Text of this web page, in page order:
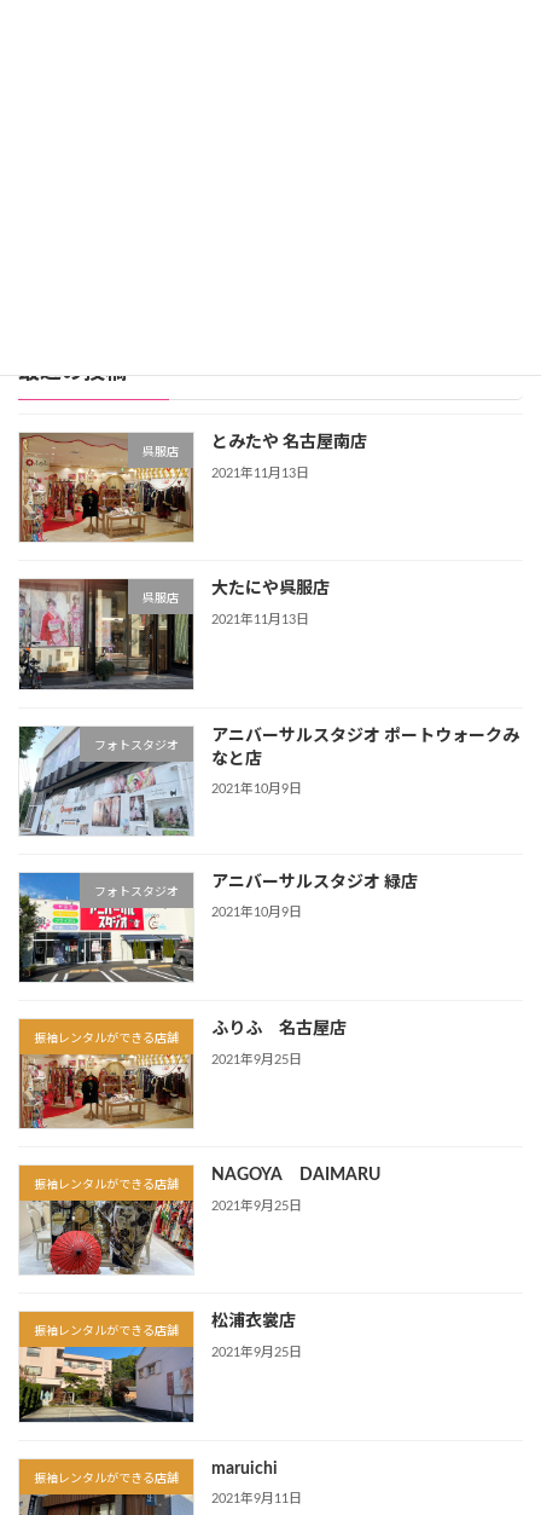
最近の投稿
呉服店
とみたや 名古屋南店
2021年11月13日
呉服店
大たにや呉服店
2021年11月13日
フォトスタジオ
アニバーサルスタジオ ポートウォークみ
なと店
2021年10月9日
フォトスタジオ
アニバーサルスタジオ 緑店
2021年10月9日
振袖レンタルができる店舗
ふりふ 名古屋店
2021年9月25日
振袖レンタルができる店舗
NAGOYA DAIMARU
2021年9月25日
振袖レンタルができる店舗
松浦衣裳店
2021年9月25日
振袖レンタルができる店舗
maruichi
2021年9月11日